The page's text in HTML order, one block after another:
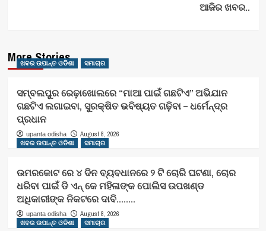
ଆଜିର ଖବର..
More Stories
ଖବର ଉପାନ୍ତ ଓଡିଶା ସମାଚାର
ସମ୍ବଲପୁର ରେଢ଼ାଖୋଲରେ “ମାଆ ପାଇଁ ଗଛଟିଏ” ଅଭିଯାନ
ଗଛଟିଏ ଲଗାଇବା, ସୁରକ୍ଷିତ ଭବିଷ୍ୟତ ଗଢ଼ିବା – ଧର୍ମେନ୍ଦ୍ର
ପ୍ରଧାନ
upanta odisha
August 8, 2026
ଖବର ଉପାନ୍ତ ଓଡିଶା
ସମାଚାର
ଉମରକୋଟ ରେ ୪ ଦିନ ବ୍ୟବଧାନରେ ୨ ଟି ଚୋରି ଘଟଣା, ଚୋର
ଧରିବା ପାଇଁ ଡି ଏନ୍ କେ ମହିଳାଙ୍କ ପୋଲିସ ଉପଖଣ୍ଡ
ଅଧିକାରୀଙ୍କ ନିକଟରେ ଦାବି……..
upanta odisha
August 8, 2026
ଖବର ଉପାନ୍ତ ଓଡିଶା
ସମାଚାର